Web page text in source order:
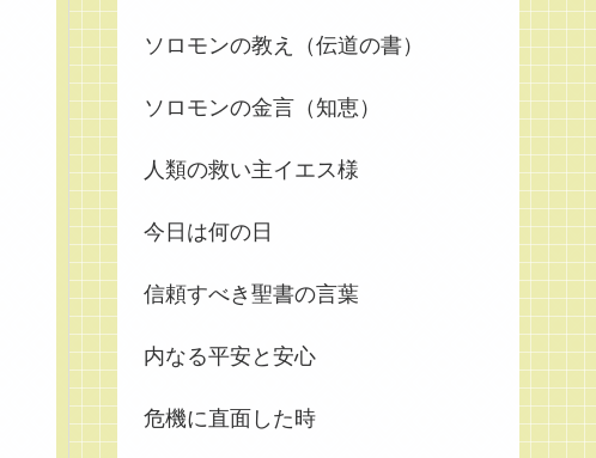
ソロモンの教え（伝道の書）
ソロモンの金言（知恵）
人類の救い主イエス様
今日は何の日
信頼すべき聖書の言葉
内なる平安と安心
危機に直面した時